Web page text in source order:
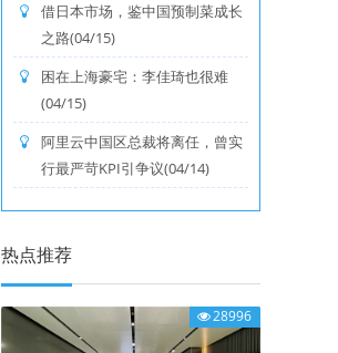
借日本市场，鉴中国预制菜成长
之路(04/15)
困在上海豪宅：李佳琦也很难
(04/15)
阿里云中国区总裁将离任，曾实
行最严苛KPI引争议(04/14)
热点推荐
28996